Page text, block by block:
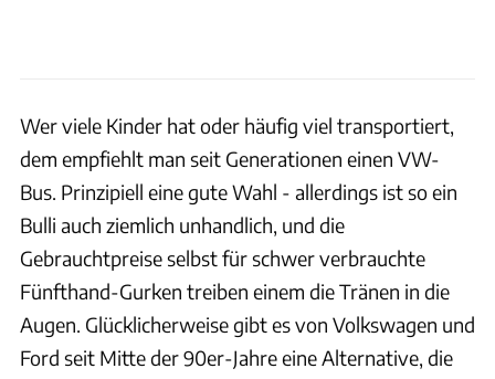
Wer viele Kinder hat oder häufig viel transportiert,
dem empfiehlt man seit Generationen einen VW-
Bus. Prinzipiell eine gute Wahl - allerdings ist so ein
Bulli auch ziemlich unhandlich, und die
Gebrauchtpreise selbst für schwer verbrauchte
Fünfthand-Gurken treiben einem die Tränen in die
Augen. Glücklicherweise gibt es von Volkswagen und
Ford seit Mitte der 90er-Jahre eine Alternative, die